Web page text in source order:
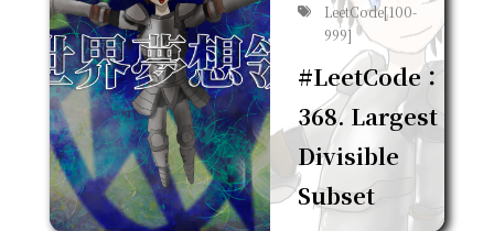
LeetCode[100-
999]
#LeetCode：
368. Largest
Divisible
Subset